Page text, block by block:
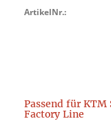
ArtikelNr.:
Passend für KTM
Factory Line